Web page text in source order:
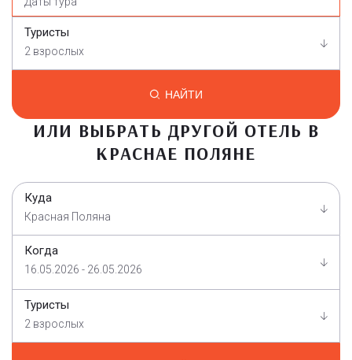
Туристы
2 взрослых
НАЙТИ
ИЛИ ВЫБРАТЬ ДРУГОЙ ОТЕЛЬ В
КРАСНАЕ ПОЛЯНЕ
Куда
Красная Поляна
Когда
16.05.2026 - 26.05.2026
Туристы
2 взрослых